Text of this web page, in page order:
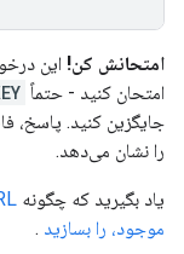
امتحانش کن!
امتحان کنید - حتماً
جایگزین کنید.
را نشان می‌دهد.
یاد بگیرید که چگونه
موجود، را بسازید .